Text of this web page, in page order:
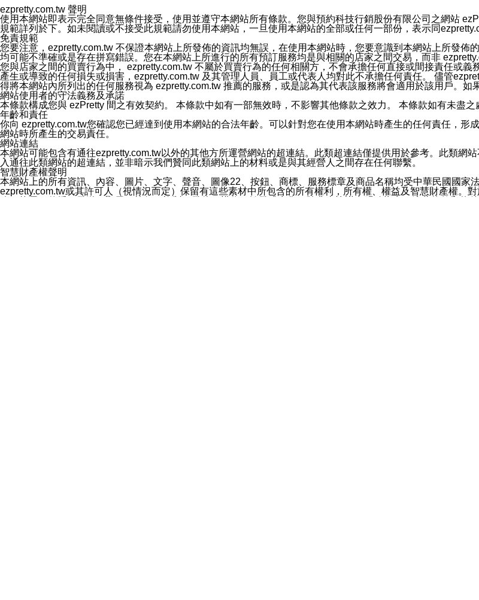
您同意本公司網站，透過您所提供的郵件地址與您取得聯絡並傳送或宣傳本網站各項服務之資料或電子郵件供
停止接收這些資料或電子郵件。
十五、訊息通知
本公司/本服務將以通知型訊息傳送重要訊息給您。即使未加入本公司/本服務好友，您仍可接收到通知型訊息。
本公司/本服務傳送之通知型訊息以對您有效且重要的訊息為限，以廣告或其他目的的訊息皆不會被傳送。滿
1.LINE 帳號設定的電話號碼與本公司/本服務所傳來的電話號碼比對相符。
2.該 LINE 帳號已在 LINE APP 設定中，同意接收通知型訊息。
3.LINE 帳號未封鎖傳送訊息之 LINE 官方帳號。
欲變更通知型訊息的設定，操作如下：
1.點選「主頁」＞「設定」
2.點選「隱私設定」
3.點選「提供使用資料」
4.點選「LINE通知型訊息」
5.開關「接收LINE通知型訊息」
❗️關閉「接收通知型訊息」後，將不會接收到來自任何企業官方帳號或認證官方帳號的通知型訊息。
ezpretty.com.tw 聲明
使用本網站即表示完全同意無條件接受，使用並遵守本網站所有條款。您與預約科技行銷股份有限公司之網站
規範詳列於下。如未閱讀或不接受此規範請勿使用本網站，一旦使用本網站的全部或任何一部份，表示同
免責規範
您要注意，ezpretty.com.tw 不保證本網站上所發佈的資訊均無誤，在使用本網站時，您要意識到本網站上所發佈
均可能不準確或是存在拼寫錯誤。您在本網站上所進行的所有預訂服務均是與相關的店家之間交易，而非
您與店家之間的買賣行為中， ezpretty.com.tw 不屬於買賣行為的任何相關方，不會承擔任何直接或間接責任或
產生或導致的任何損失或損害，ezpretty.com.tw 及其管理人員、員工或代表人均對此不承擔任何責任。 儘管
得將本網站內所列出的任何服務視為 ezpretty.com.tw 推薦的服務，或是認為其代表該服務將會適用於該用戶。如
網站使用者的守法義務及承諾
本條款構成您與 ezPretty 間之有效契約。 本條款中如有一部無效時，不影響其他條款之效力。 本條款如有未盡
年齡和責任
你向 ezpretty.com.tw您確認您已經達到使用本網站的合法年齡。可以針對您在使用本網站時產生的任何責任，
網站時所產生的交易責任。
網站連結
本網站可能包含有通往ezpretty.com.tw以外的其他方所運營網站的超連結。此類超連結僅提供用於參考。此類網
入通往此類網站的超連結，並非暗示我們贊同此類網站上的材料或是與其經營人之間存在任何聯繫。
智慧財產權聲明
本網站上的所有資訊、內容、圖片、文字、聲音、圖像22、按鈕、商標、服務標章及商品名稱均受中華民國國家
ezpretty.com.tw或其許可人（視情況而定）保留有這些素材中所包含的所有權利，所有權、權益及智慧財產權。